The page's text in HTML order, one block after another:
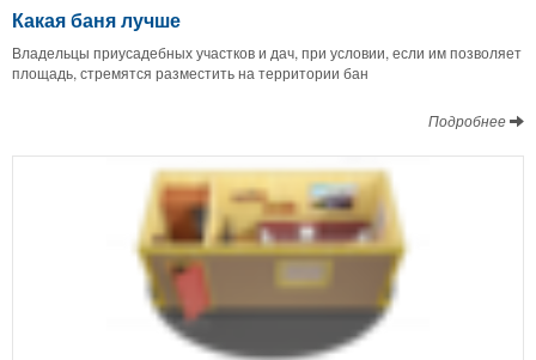
Какая баня лучше
Владельцы приусадебных участков и дач, при условии, если им позволяет
площадь, стремятся разместить на территории бан
Подробнее